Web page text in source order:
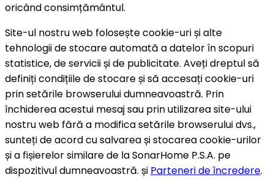
oricând consimțământul.
Site-ul nostru web folosește cookie-uri și alte
tehnologii de stocare automată a datelor în scopuri
statistice, de servicii și de publicitate. Aveți dreptul să
definiți condițiile de stocare și să accesați cookie-uri
prin setările browserului dumneavoastră. Prin
închiderea acestui mesaj sau prin utilizarea site-ului
nostru web fără a modifica setările browserului dvs.,
sunteți de acord cu salvarea și stocarea cookie-urilor
și a fișierelor similare de la SonarHome P.S.A. pe
dispozitivul dumneavoastră. și Parteneri de încredere.